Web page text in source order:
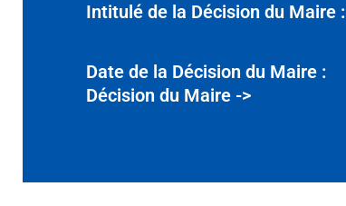
Intitulé de la Décision du Maire :
Date de la Décision du Maire :
Décision du Maire ->